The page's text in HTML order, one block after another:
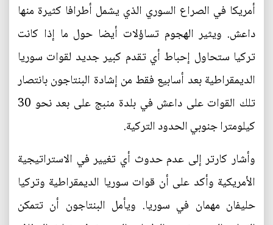
أمريكا في الصراع السوري الذي يشمل أطرافا كثيرة منها
داعش. ويثير الهجوم تساؤلات أيضا حول ما إذا كانت
تركيا ستحاول إحباط أي تقدم كبير جديد لقوات سوريا
الديمقراطية بعد أسابيع فقط من إشادة البنتاجون بانتصار
تلك القوات على داعش في بلدة منبج على بعد نحو 30
كيلومترا جنوبي الحدود التركية.
وأشار كارتر إلى عدم حدوث أي تغيير في الاستراتيجية
الأمريكية وأكد على أن قوات سوريا الديمقراطية وتركيا
حليفان مهمان في سوريا. ويأمل البنتاجون أن تتمكن